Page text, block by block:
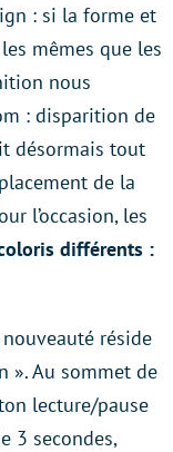
: si la forme et
mêmes que les
nous
: disparition de
désormais tout
de la
l’occasion, les
différents :
réside
». Au sommet de
lecture/pause
3 secondes,